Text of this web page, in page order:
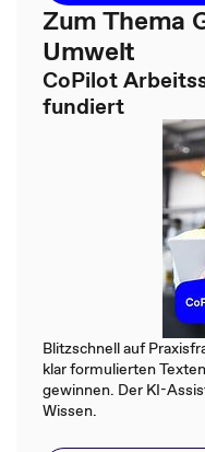
Zum Thema
Umwelt
CoPilot
fundiert
Blitzschnell auf
klar formulierten
gewinnen. Der KI-
Wissen.